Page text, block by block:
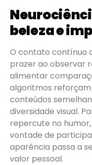
beleza e
O contato contínuo
prazer ao observar
alimentar
algoritmos
conteúdos
diversidade visual.
repercute no
vontade de
aparência passa a
valor pessoal.